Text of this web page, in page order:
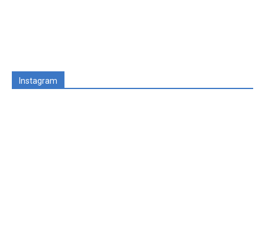
Instagram